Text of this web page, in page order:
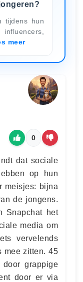
tijdens hun
meer
0
dat sociale
op hun
meisjes: bijna
de jongens.
Snapchat het
media om
vervelends
mee zitten. 45
grappige
door er via